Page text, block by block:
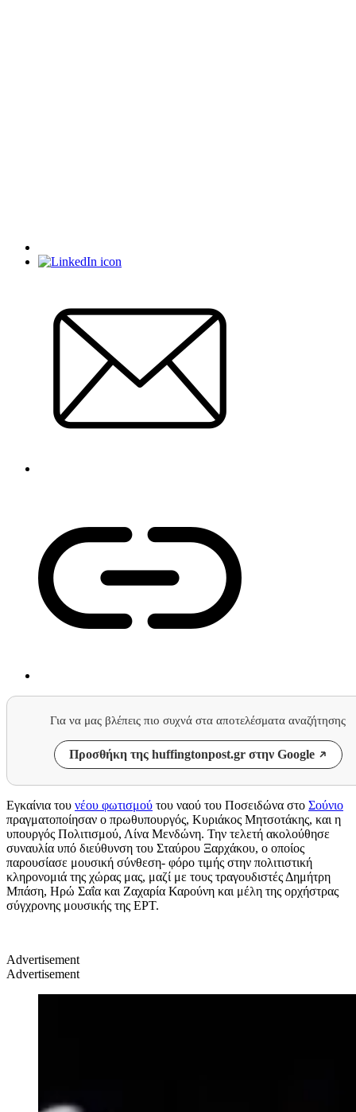
Για να μας βλέπεις πιο συχνά στα αποτελέσματα αναζήτησης
Προσθήκη της huffingtonpost.gr στην Google
Εγκαίνια του νέου φωτισμού του ναού του Ποσειδώνα στο Σούνιο
πραγματοποίησαν ο πρωθυπουργός, Κυριάκος Μητσοτάκης, και η
υπουργός Πολιτισμού, Λίνα Μενδώνη. Την τελετή ακολούθησε
συναυλία υπό διεύθυνση του Σταύρου Ξαρχάκου, ο οποίος
παρουσίασε μουσική σύνθεση- φόρο τιμής στην πολιτιστική
κληρονομιά της χώρας μας, μαζί με τους τραγουδιστές Δημήτρη
Μπάση, Ηρώ Σαΐα και Ζαχαρία Καρούνη και μέλη της ορχήστρας
σύγχρονης μουσικής της ΕΡΤ.
Advertisement
Advertisement